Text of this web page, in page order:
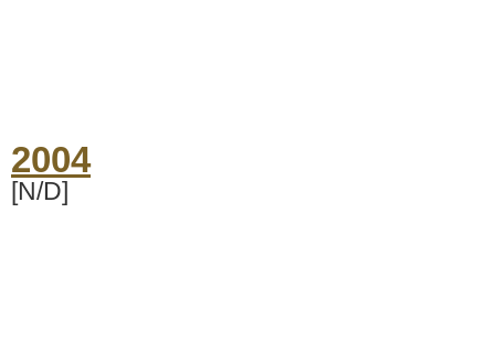
2004
[N/D]